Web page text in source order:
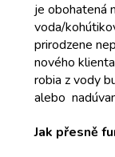
je obohatená
voda/
prirodzene
nového
robia z vody
alebo
Jak přesně